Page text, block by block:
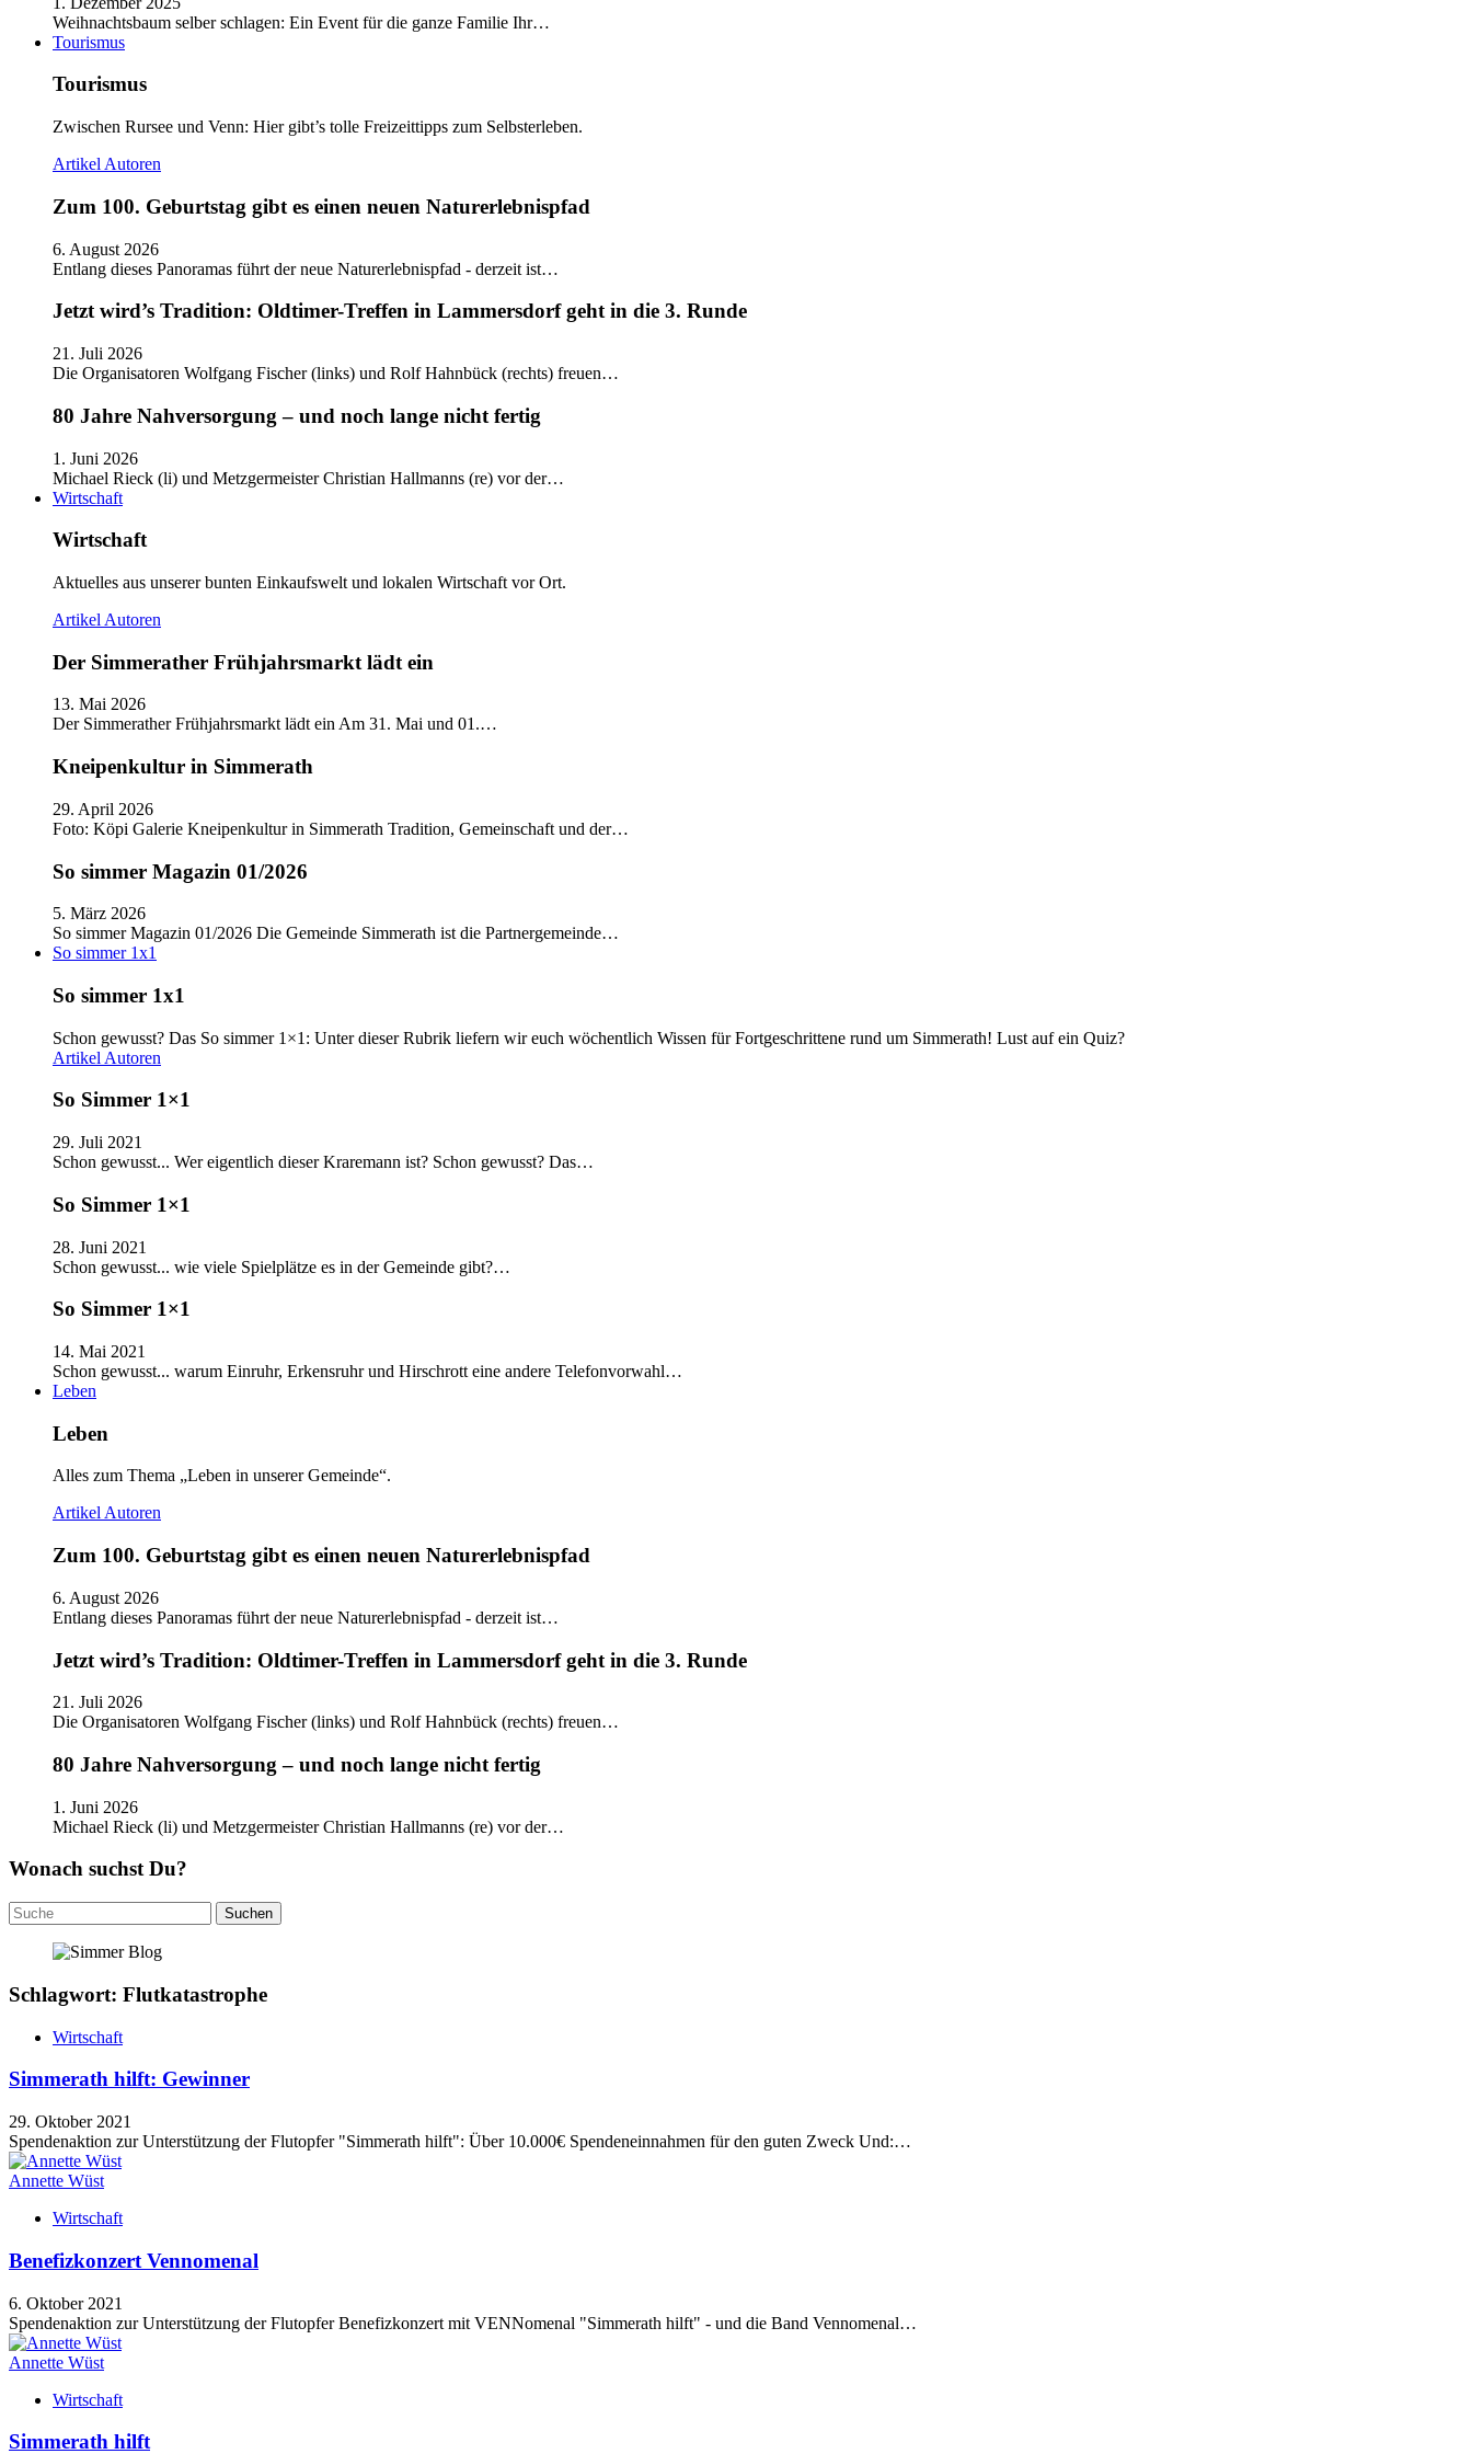
Weihnachtsbaum selber schlagen: Ein Event für die ganze Familie Ihr…
Tourismus
Tourismus
Zwischen Rursee und Venn: Hier gibt’s tolle Freizeittipps zum Selbsterleben.
Artikel Autoren
Zum 100. Geburtstag gibt es einen neuen Naturerlebnispfad
6. August 2026
Entlang dieses Panoramas führt der neue Naturerlebnispfad - derzeit ist…
Jetzt wird’s Tradition: Oldtimer-Treffen in Lammersdorf geht in die 3. Runde
21. Juli 2026
Die Organisatoren Wolfgang Fischer (links) und Rolf Hahnbück (rechts) freuen…
80 Jahre Nahversorgung – und noch lange nicht fertig
1. Juni 2026
Michael Rieck (li) und Metzgermeister Christian Hallmanns (re) vor der…
Wirtschaft
Wirtschaft
Aktuelles aus unserer bunten Einkaufswelt und lokalen Wirtschaft vor Ort.
Artikel Autoren
Der Simmerather Frühjahrsmarkt lädt ein
13. Mai 2026
Der Simmerather Frühjahrsmarkt lädt ein Am 31. Mai und 01.…
Kneipenkultur in Simmerath
29. April 2026
Foto: Köpi Galerie Kneipenkultur in Simmerath Tradition, Gemeinschaft und der…
So simmer Magazin 01/2026
5. März 2026
So simmer Magazin 01/2026 Die Gemeinde Simmerath ist die Partnergemeinde…
So simmer 1x1
So simmer 1x1
Schon gewusst? Das So simmer 1×1: Unter dieser Rubrik liefern wir euch wöchentlich Wissen für Fortgeschrittene rund um Simmerath! Lust auf ein Quiz?
Artikel Autoren
So Simmer 1×1
29. Juli 2021
Schon gewusst... Wer eigentlich dieser Kraremann ist? Schon gewusst? Das…
So Simmer 1×1
28. Juni 2021
Schon gewusst... wie viele Spielplätze es in der Gemeinde gibt?…
So Simmer 1×1
14. Mai 2021
Schon gewusst... warum Einruhr, Erkensruhr und Hirschrott eine andere Telefonvorwahl…
Leben
Leben
Alles zum Thema „Leben in unserer Gemeinde“.
ArtikelAutoren
Zum 100. Geburtstag gibt es einen neuen Naturerlebnispfad
6. August 2026
Entlang dieses Panoramas führt der neue Naturerlebnispfad - derzeit ist…
Jetzt wird’s Tradition: Oldtimer-Treffen in Lammersdorf geht in die 3. Runde
21. Juli 2026
Die Organisatoren Wolfgang Fischer (links) und Rolf Hahnbück (rechts) freuen…
80 Jahre Nahversorgung – und noch lange nicht fertig
1. Juni 2026
Michael Rieck (li) und Metzgermeister Christian Hallmanns (re) vor der…
Wonach suchst Du?
Suchen
nach:
Schlagwort: Flutkatastrophe
Wirtschaft
Simmerath hilft: Gewinner
29. Oktober 2021
Spendenaktion zur Unterstützung der Flutopfer "Simmerath hilft": Über 10.000€ Spendeneinnahmen für den guten Zweck Und:…
Annette Wüst
Wirtschaft
Benefizkonzert Vennomenal
6. Oktober 2021
Spendenaktion zur Unterstützung der Flutopfer Benefizkonzert mit VENNomenal "Simmerath hilft" - und die Band Vennomenal…
Annette Wüst
Wirtschaft
Simmerath hilft